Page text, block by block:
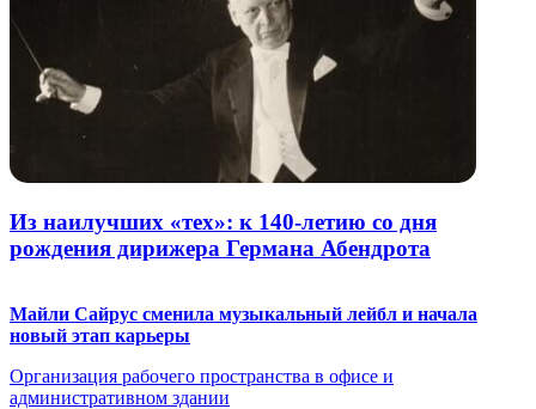
Из наилучших «тех»: к 140-летию со дня
рождения дирижера Германа Абендрота
Майли Сайрус сменила музыкальный лейбл и начала
новый этап карьеры
Организация рабочего пространства в офисе и
административном здании